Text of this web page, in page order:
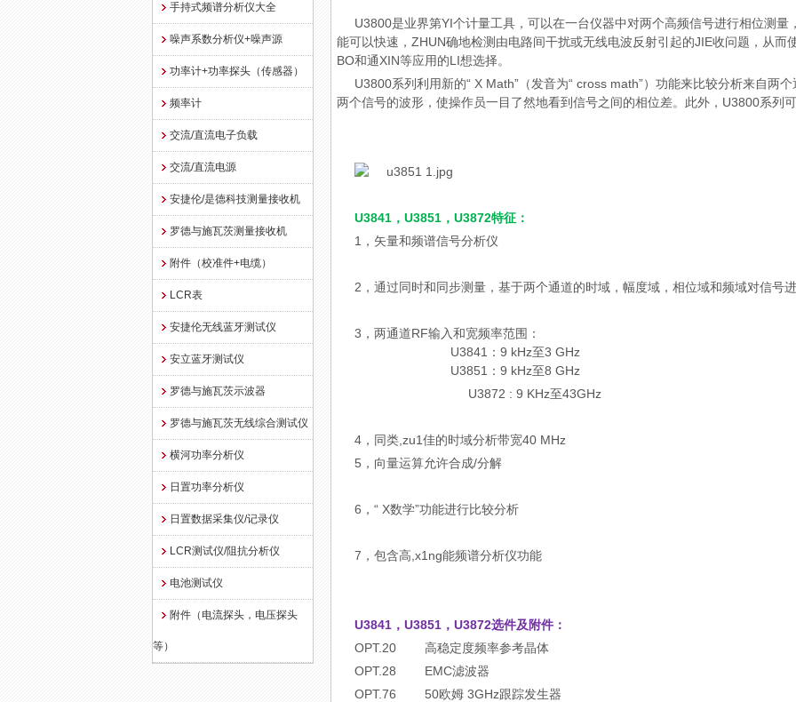
手持式频谱分析仪大全
噪声系数分析仪+噪声源
功率计+功率探头（传感器）
频率计
交流/直流电子负载
交流/直流电源
安捷伦/是德科技测量接收机
罗德与施瓦茨测量接收机
附件（校准件+电缆）
LCR表
安捷伦无线蓝牙测试仪
安立蓝牙测试仪
罗德与施瓦茨示波器
罗德与施瓦茨无线综合测试仪
横河功率分析仪
日置功率分析仪
日置数据采集仪/记录仪
LCR测试仪/阻抗分析仪
电池测试仪
附件（电流探头，电压探头
等）
U3800是业界第YI个计量工具，可以在一台仪器中对两个高频信号进行相位测
能可以快速，ZHUN确地检测由电路间干扰或无线电波反射引起的JIE收问题，从而
BO和通XIN等应用的LI想选择。
U3800系列利用新的“ X Math”（发音为“ cross math”）功能来比较分析来自两
两个信号的波形，使操作员一目了然地看到信号之间的相位差。此外，U3800系列可
U3841，U3851，U3872特征：
1，矢量和频谱信号分析仪
2，通过同时和同步测量，基于两个通道的时域，幅度域，相位域和频域对信号
3，两通道RF输入和宽频率范围：
U3841：9 kHz至3 GHz
U3851：9 kHz至8 GHz
U3872 : 9 KHz至43GHz
4，同类,zu1佳的时域分析带宽40 MHz
5，向量运算允许合成/分解
6，“ X数学”功能进行比较分析
7，包含高,x1ng能频谱分析仪功能
U3841，U3851，U3872选件及附件：
OPT.20 高稳定度频率参考晶体
OPT.28 EMC滤波器
OPT.76 50欧姆 3GHz跟踪发生器